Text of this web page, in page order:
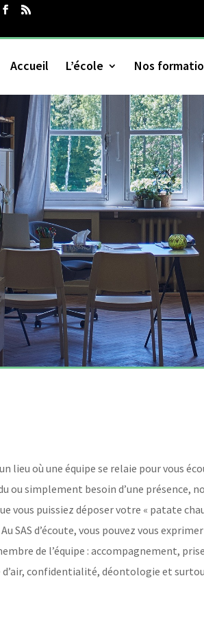
Accueil L’école Nos
lieu où une équipe se relaie pour vous
ou simplement besoin d’une présence,
vous puissiez déposer votre « patate
SAS d’écoute, vous pouvez vous
de l’équipe : accompagnement,
d’air, confidentialité, déontologie et